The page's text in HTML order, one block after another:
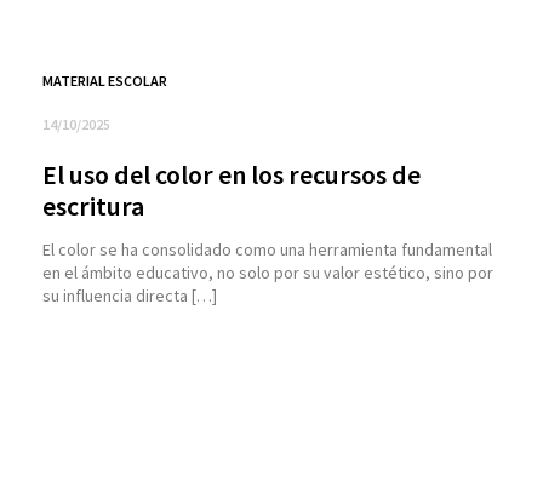
MATERIAL ESCOLAR
14/10/2025
El uso del color en los recursos de
escritura
El color se ha consolidado como una herramienta fundamental
en el ámbito educativo, no solo por su valor estético, sino por
su influencia directa […]